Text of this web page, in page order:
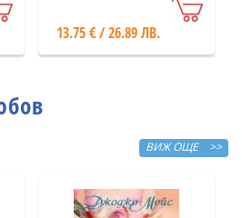
13.75 € / 26.89 ЛВ.
ВИЖ ОЩЕ >>